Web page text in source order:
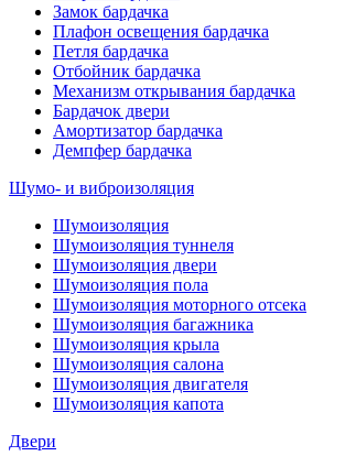
Замок бардачка
Плафон освещения бардачка
Петля бардачка
Отбойник бардачка
Механизм открывания бардачка
Бардачок двери
Амортизатор бардачка
Демпфер бардачка
Шумо- и виброизоляция
Шумоизоляция
Шумоизоляция туннеля
Шумоизоляция двери
Шумоизоляция пола
Шумоизоляция моторного отсека
Шумоизоляция багажника
Шумоизоляция крыла
Шумоизоляция салона
Шумоизоляция двигателя
Шумоизоляция капота
Двери